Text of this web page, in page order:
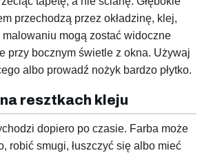
przechodzą przez okładzinę, klej,
malowaniu mogą zostać widoczne
przy bocznym świetle z okna. Używaj
albo prowadź nożyk bardzo płytko.
resztkach kleju
dopiero po czasie. Farba może
robić smugi, łuszczyć się albo mieć